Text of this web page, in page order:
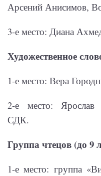
Арсений Анисимов,
3-е место: Диана
Художественное
1-е место: Вера
2-е место: Ярослав
СДК.
Группа чтецов (до 9
1-е место: группа